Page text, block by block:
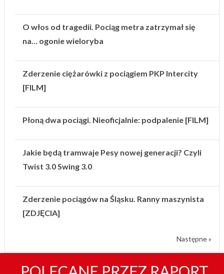
O włos od tragedii. Pociąg metra zatrzymał się
na… ogonie wieloryba
Zderzenie ciężarówki z pociągiem PKP Intercity
[FILM]
Płoną dwa pociągi. Nieoficjalnie: podpalenie [FILM]
Jakie będą tramwaje Pesy nowej generacji? Czyli
Twist 3.0 Swing 3.0
Zderzenie pociągów na Śląsku. Ranny maszynista
[ZDJĘCIA]
Następne »